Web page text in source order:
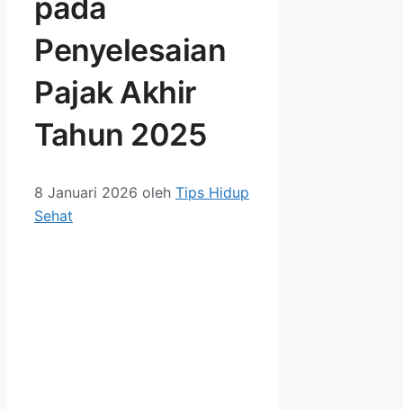
pada
Penyelesaian
Pajak Akhir
Tahun 2025
8 Januari 2026 oleh Tips Hidup
Sehat